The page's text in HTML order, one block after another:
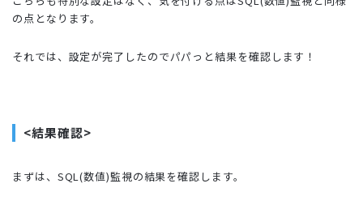
の点となります。
それでは、設定が完了したのでパパっと結果を確認します！
<結果確認>
まずは、SQL(数値)監視の結果を確認します。